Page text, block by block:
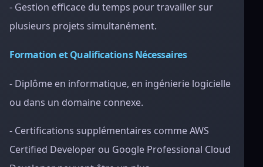
- Gestion efficace du temps pour travailler sur
plusieurs projets simultanément.
Formation et Qualifications Nécessaires
- Diplôme en informatique, en ingénierie logicielle
ou dans un domaine connexe.
- Certifications supplémentaires comme AWS
Certified Developer ou Google Professional Cloud